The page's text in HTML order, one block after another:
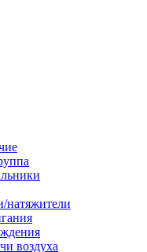
натяжители
воздуха